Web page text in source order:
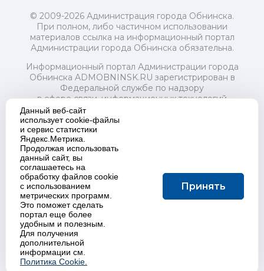
© 2009-2026 Администрация города Обнинска.
При полном, либо частичном использовании
материалов ссылка на информационный портал
Администрации города Обнинска обязательна.
Информационный портал Администрации города
Обнинска ADMOBNINSK.RU зарегистрирован в
Федеральной службе по надзору
в сфере связи, информационных технологий
и массовых коммуникаций (Роскомнадзор) 24 июля
2018 года.
Свидетельство о регистрации Эл № ФС77-73321
Учредитель: Администрация (исполнительно-
распорядительный орган) городского округа "Город
Обнинск". Главный редактор: Байкова Е.А.
Адрес электронной почты Редакции:
redactor@admobninsk.ru
Телефон Редакции: +7 (484) 395-85-85
Настоящий ресурс содержит материалы 18+
Политика в отношении обработки персональных
Данный веб-сайт
использует cookie-файлы
и сервис статистики
Яндекс.Метрика.
Продолжая использовать
данный сайт, вы
соглашаетесь на
обработку файлов cookie
с использованием
метрических программ.
Это поможет сделать
портал еще более
удобным и полезным.
Для получения
дополнительной
информации см.
Политика Cookie.
Принять